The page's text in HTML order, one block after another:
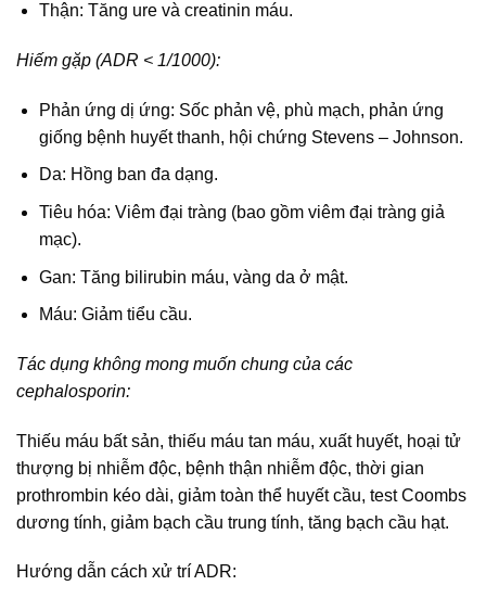
Thận: Tăng ure và creatinin máu.
Hiếm gặp (ADR < 1/1000):
Phản ứng dị ứng: Sốc phản vệ, phù mạch, phản ứng
giống bệnh huyết thanh, hội chứng Stevens – Johnson.
Da: Hồng ban đa dạng.
Tiêu hóa: Viêm đại tràng (bao gồm viêm đại tràng giả
mạc).
Gan: Tăng bilirubin máu, vàng da ở mật.
Máu: Giảm tiểu cầu.
Tác dụng không mong muốn chung của các
cephalosporin:
Thiếu máu bất sản, thiếu máu tan máu, xuất huyết, hoại tử
thượng bị nhiễm độc, bệnh thận nhiễm độc, thời gian
prothrombin kéo dài, giảm toàn thể huyết cầu, test Coombs
dương tính, giảm bạch cầu trung tính, tăng bạch cầu hạt.
Hướng dẫn cách xử trí ADR: